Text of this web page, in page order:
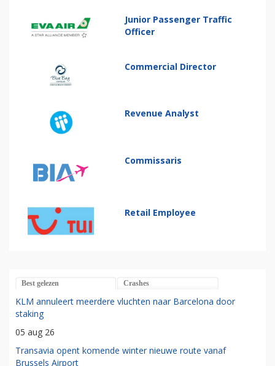
Junior Passenger Traffic
Officer
Commercial Director
Revenue Analyst
Commissaris
Retail Employee
Best gelezen Crashes
KLM annuleert meerdere vluchten naar Barcelona door
staking
05 aug 26
Transavia opent komende winter nieuwe route vanaf
Brussels Airport